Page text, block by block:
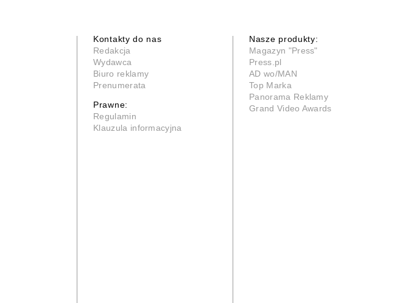
Kontakty do nas
Redakcja
Wydawca
Biuro reklamy
Prenumerata
Prawne:
Regulamin
Klauzula informacyjna
Nasze produkty:
Magazyn "Press"
Press.pl
AD wo/MAN
Top Marka
Panorama Reklamy
Grand Video Awards